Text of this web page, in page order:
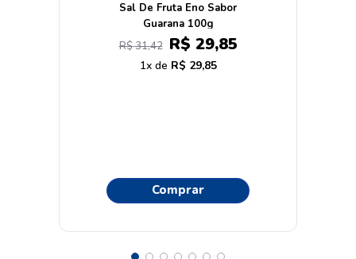
Sal De Fruta Eno Sabor
Guarana 100g
R$31,42 R$ 29,85
1 R$ 29,85
Comprar